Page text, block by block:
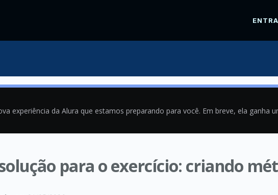
experiência da Alura que estamos preparando para você. Em breve, ela ganha
para o exercício: criando